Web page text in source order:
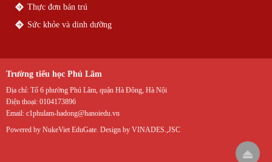
Thực đơn bán trú
Sức khỏe và dinh dưỡng
Trường tiểu học Phú Lãm
Địa chỉ: Tổ 6 phường Phú Lãm, quận Hà Đông, Hà Nội
Điện thoại: 0104173896
Email: c1phulam-hadong@hanoiedu.vn
Powered by NukeViet EduGate. Design by VINADES.,JSC